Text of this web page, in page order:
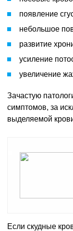
появление
небольшое
развитие
усиление
увеличение
Зачастую
симптомов, за
выделяемой
Если скудные